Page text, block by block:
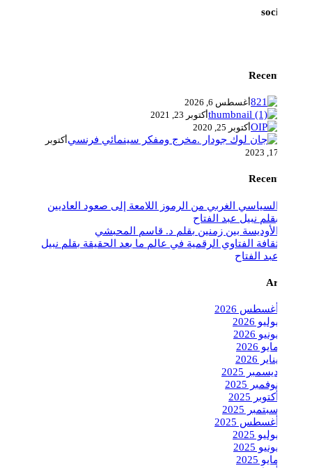
social link
Recent Posts
أغسطس 6, 2026
أكتوبر 23, 2021
أكتوبر 25, 2020
أكتوبر
17, 2023
Recent Posts
السياسي الغربي من الرموز اللامعة إلى صعود العاديين
بقلم نبيل عبد الفتاح
الأوديسة بين زمنين بقلم د. قاسم المحبشي
ثقافة الفتاوي الرقمية في عالم ما بعد الحقيقة بقلم نبيل
عبد الفتاح
Archives
أغسطس 2026
يوليو 2026
يونيو 2026
مايو 2026
يناير 2026
ديسمبر 2025
نوفمبر 2025
أكتوبر 2025
سبتمبر 2025
أغسطس 2025
يوليو 2025
يونيو 2025
مايو 2025